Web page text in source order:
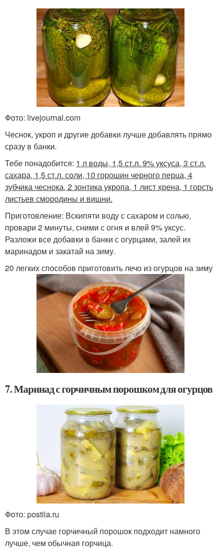
Фото: livejournal.com
Чеснок, укроп и другие добавки лучше добавлять прямо
сразу в банки.
Тебе понадобится: 1 л воды, 1,5 ст.л. 9% уксуса, 3 ст.л.
сахара, 1,5 ст.л. соли, 10 горошин черного перца, 4
зубчика чеснока, 2 зонтика укропа, 1 лист хрена, 1 горсть
листьев смородины и вишни.
Приготовление: Вскипяти воду с сахаром и солью,
провари 2 минуты, сними с огня и влей 9% уксус.
Разложи все добавки в банки с огурцами, залей их
маринадом и закатай на зиму.
20 легких способов приготовить лечо из огурцов на зиму
7. Маринад с горчичным порошком для огурцов
Фото: postila.ru
В этом случае горчичный порошок подходит намного
лучше, чем обычная горчица.